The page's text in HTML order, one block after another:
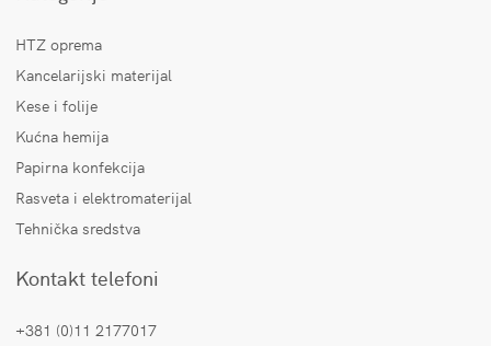
HTZ oprema
Kancelarijski materijal
Kese i folije
Kućna hemija
Papirna konfekcija
Rasveta i elektromaterijal
Tehnička sredstva
Kontakt telefoni
+381 (0)11 2177017